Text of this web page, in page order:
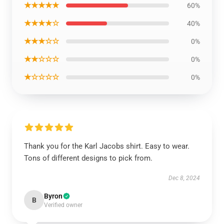
★★★★★ 60%
★★★★☆ 40%
★★★☆☆ 0%
★★☆☆☆ 0%
★☆☆☆☆ 0%
Thank you for the Karl Jacobs shirt. Easy to wear.
Tons of different designs to pick from.
Dec 8, 2024
B Byron
Verified owner